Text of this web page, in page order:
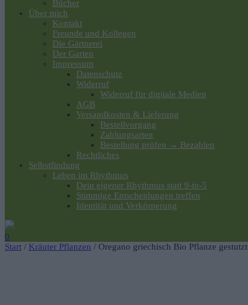
Bücher
Über mich
Kontakt
Freunde und Kollegen
Die Gärtnerei
Der Garten
Impressum
Datenschutz
Widerruf
Widerruf für digitale Medien
AGB
Versandkosten & Lieferung
Bestellvorgang
Zahlungsarten
Bestellung prüfen → Bezahlen
Rechtliches
Selbstfindung
Leben im Rhythmus
Dein eigener Rhythmus statt 9-to-5
Stimmige Entscheidungen treffen
Identität und Verkörperung
0
Start / Kräuter Pflanzen / Oregano griechisch Bio Pflanze gestutzt